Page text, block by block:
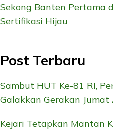
Sekong Banten Pertama
Sertifikasi Hijau
Post Terbaru
Sambut HUT Ke-81 RI,
Galakkan Gerakan Jumat
Kejari Tetapkan Mantan